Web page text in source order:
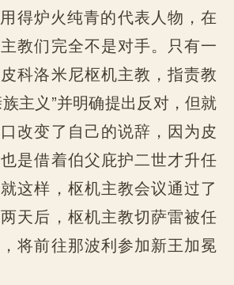
得炉火纯青的代表人物，在
教们完全不是对手。只有一
科洛米尼枢机主教，指责教
主义”并明确提出反对，但就
改变了自己的说辞，因为皮
是借着伯父庇护二世才升任
这样，枢机主教会议通过了
天后，枢机主教切萨雷被任
将前往那波利参加新王加冕